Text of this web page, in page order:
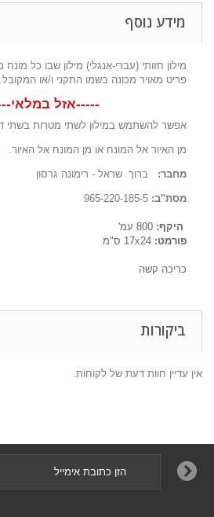
מידע נוסף
מילון חזותי (עברי-אנגלי) מילון שבו כל
פריט מאויר מכונה בשמו התקני ו/או המקובל.
-----אזל
אפשר להשתמש במילון לשתי מטרות בשתי
מן האיור אל המונח או מן המונח אל האיור.
מחבר: ברוך שראל - רימונה גרסון
מסת"ב:
היקף: 800 עמ'
פורמט:
17x24 ס"מ
כריכה קשה
ביקורות
אין עדיין חוות דעת של לקוחות.